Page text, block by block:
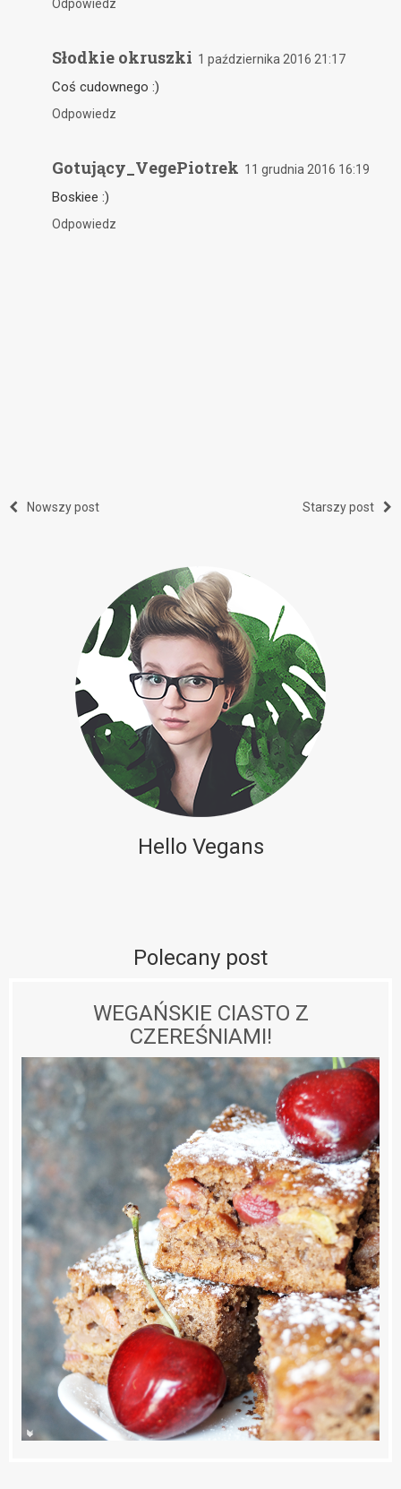
Odpowiedz
Słodkie okruszki 1 października 2016 21:17
Coś cudownego :)
Odpowiedz
Gotujący_VegePiotrek 11 grudnia 2016 16:19
Boskiee :)
Odpowiedz
Nowszy post Starszy post
Hello Vegans
Polecany post
WEGAŃSKIE CIASTO Z
CZEREŚNIAMI!